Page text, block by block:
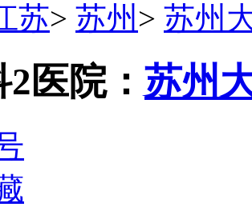
苏> 苏州 > 苏州
2医院： 苏州